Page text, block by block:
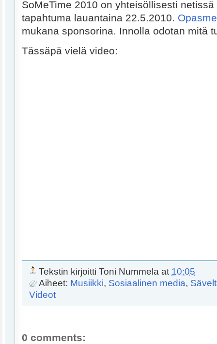
SoMeTime 2010 on yhteisöllisesti
tapahtuma lauantaina 22.5.2010.
mukana sponsorina. Innolla odotan mitä
Tässäpä vielä video:
Tekstin kirjoitti Toni Nummela at 10:05
Aiheet: Musiikki, Sosiaalinen media,
Videot
0 comments: